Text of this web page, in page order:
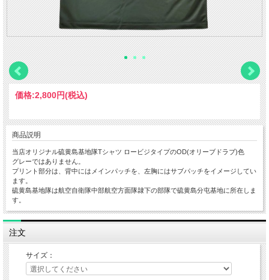
価格:2,800円(税込)
商品説明
当店オリジナル硫黄島基地隊Tシャツ ロービジタイプのOD(オリーブドラブ)色
グレーではありません。
プリント部分は、背中にはメインパッチを、左胸にはサブパッチをイメージしてい
ます。
硫黄島基地隊は航空自衛隊中部航空方面隊隷下の部隊で硫黄島分屯基地に所在しま
す。
注文
サイズ：